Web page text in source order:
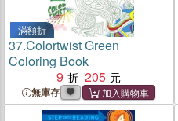
滿額折
37.Colortwist Green
Coloring Book
9
205
無庫存